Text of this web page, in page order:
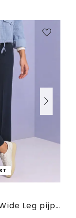
Broek met Wide Leg pijpen en knoopdetails